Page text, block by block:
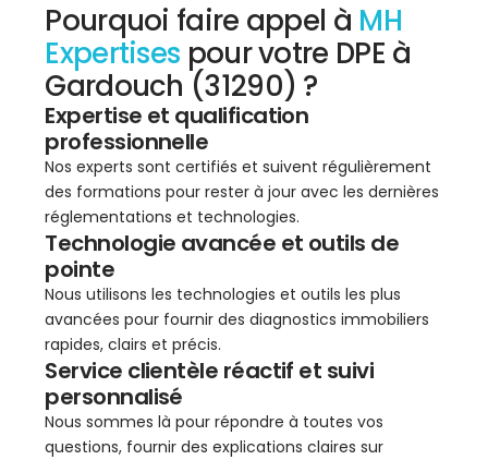
Pourquoi faire appel à MH
Expertises pour votre DPE à
Gardouch (31290) ?
Expertise et qualification
professionnelle
Nos experts sont certifiés et suivent régulièrement
des formations pour rester à jour avec les dernières
réglementations et technologies.
Technologie avancée et outils de
pointe
Nous utilisons les technologies et outils les plus
avancées pour fournir des diagnostics immobiliers
rapides, clairs et précis.
Service clientèle réactif et suivi
personnalisé
Nous sommes là pour répondre à toutes vos
questions, fournir des explications claires sur